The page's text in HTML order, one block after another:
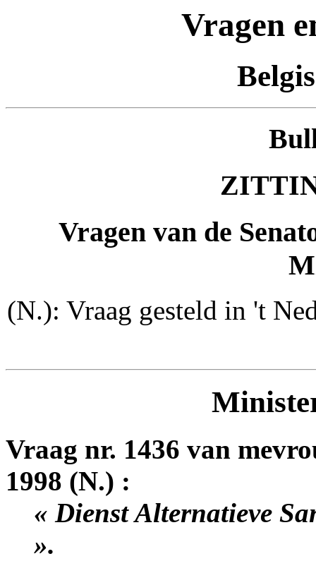
Vragen
Vragen van de
(N.): Vraag gesteld in 't
Vraag nr. 1436 van
1998 (N.) :
« Dienst Alternatieve
».